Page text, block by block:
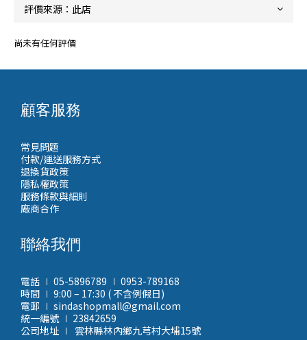
尚未有任何評價
顧客服務
常見問題
付款/運送服務方式
退換貨政策
隱私權政策
服務條款與細則
廠商合作
聯絡我們
電話 ∣ 05-5896789 ∣ 0953-789168
時間 ∣ 9:00 – 17:30 ( 不含例假日)
電郵 ∣ sindashopmall@gmail.com
統一編號 ∣ 23842659
公司地址 ∣ 雲林縣林內鄉九芎村大埔15號